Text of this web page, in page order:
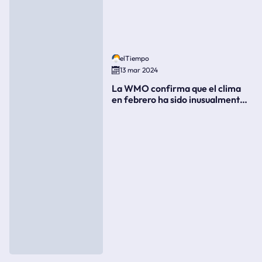
elTiempo
13 mar 2024
La WMO confirma que el clima
en febrero ha sido inusualmente